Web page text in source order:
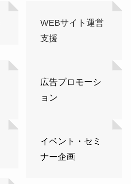
WEBサイト運営
支援
広告プロモーシ
ョン
イベント・セミ
ナー企画